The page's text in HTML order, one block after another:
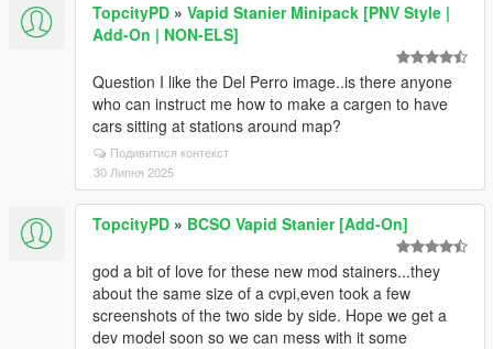
TopcityPD » Vapid Stanier Minipack [PNV Style |
Add-On | NON-ELS]
Question I like the Del Perro image..is there anyone
who can instruct me how to make a cargen to have
cars sitting at stations around map?
Подивитися контекст
30 Липня 2025
TopcityPD » BCSO Vapid Stanier [Add-On]
god a bit of love for these new mod stainers...they
about the same size of a cvpi,even took a few
screenshots of the two side by side. Hope we get a
dev model soon so we can mess with it some